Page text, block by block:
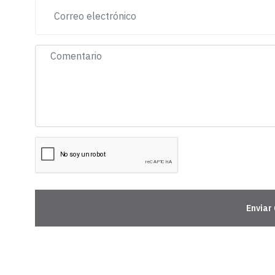
Enviar